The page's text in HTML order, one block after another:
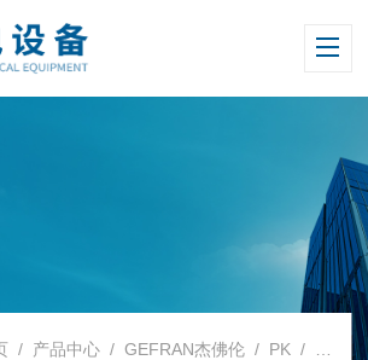
/ 产品中心 /GEFRAN杰佛伦 / PK / GEFRAN杰佛伦PK系列滑块式传感器PK-M-0225